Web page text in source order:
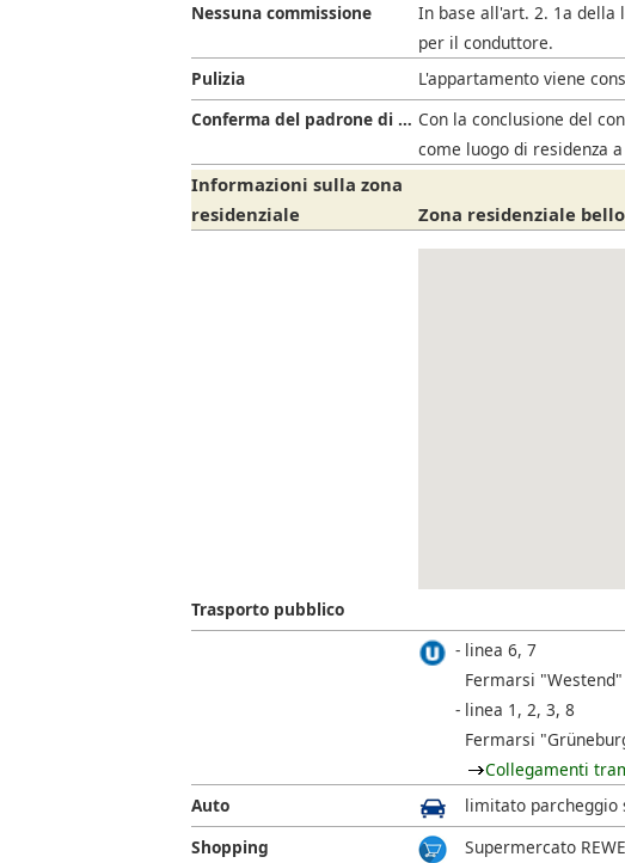
Nessuna commissione
In base all'art. 2. 1a della
per il conduttore.
Pulizia
L'appartamento viene
Conferma del padrone di casa Con la conclusione del
come luogo di residenza
Informazioni sulla zona
residenziale
Zona residenziale
Trasporto pubblico
linea 6, 7
Fermarsi
linea 1, 2, 3, 8
Fermarsi
Collegamenti
Auto
limitato parcheggio
Shopping
Supermercato